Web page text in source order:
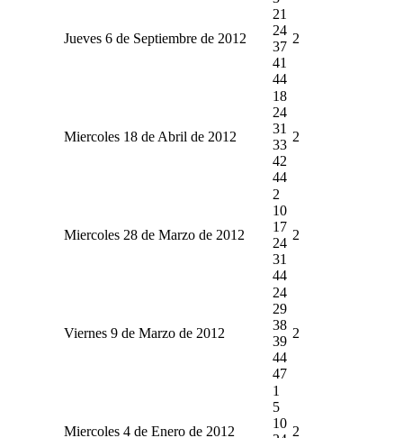
Jueves 6 de Septiembre de 2012
21
24
37
41
44
2
Miercoles 18 de Abril de 2012
18
24
31
33
42
44
2
Miercoles 28 de Marzo de 2012
2
10
17
24
31
44
2
Viernes 9 de Marzo de 2012
24
29
38
39
44
47
2
Miercoles 4 de Enero de 2012
1
5
10
2